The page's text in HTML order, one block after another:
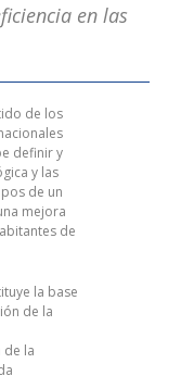
en las
de los
definir y
y las
de un
mejora
de
la base
de la
la